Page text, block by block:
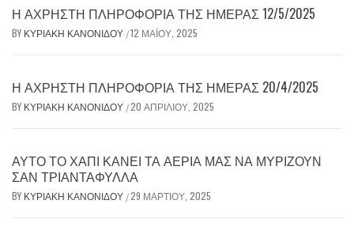
Η ΆΧΡΗΣΤΗ ΠΛΗΡΟΦΟΡΊΑ ΤΗΣ ΗΜΈΡΑΣ 12/5/2025
BY ΚΥΡΙΑΚΉ ΚΑΝΟΝΊΔΟΥ /12 ΜΑΪ́ΟΥ, 2025
Η ΆΧΡΗΣΤΗ ΠΛΗΡΟΦΟΡΊΑ ΤΗΣ ΗΜΈΡΑΣ 20/4/2025
BY ΚΥΡΙΑΚΉ ΚΑΝΟΝΊΔΟΥ /20 ΑΠΡΙΛΊΟΥ, 2025
ΑΥΤΌ ΤΟ ΧΆΠΙ ΚΆΝΕΙ ΤΑ ΑΈΡΙΆ ΜΑΣ ΝΑ ΜΥΡΊΖΟΥΝ
ΣΑΝ ΤΡΙΑΝΤΆΦΥΛΛΑ
BY ΚΥΡΙΑΚΉ ΚΑΝΟΝΊΔΟΥ /29 ΜΑΡΤΊΟΥ, 2025